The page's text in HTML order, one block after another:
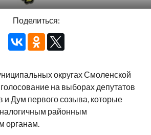
Поделиться:
округах Смоленской
на выборах депутатов
и Дум первого созыва, которые
районным
органам.